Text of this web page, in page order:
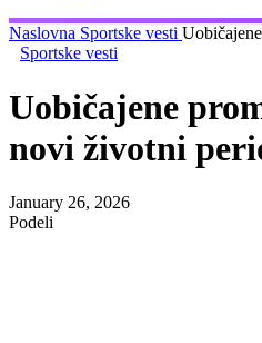
Naslovna Sportske vesti
Sportske vesti
Uobičajene
novi životni
January 26, 2026
Podeli